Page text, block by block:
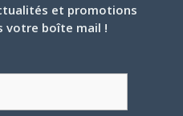
et promotions
votre boîte mail !